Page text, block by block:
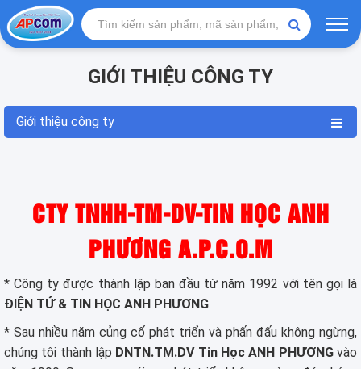
GIỚI THIỆU CÔNG TY
Giới thiệu công ty
CTY TNHH-TM-DV-TIN HỌC ANH
PHƯƠNG A.P.C.O.M
* Công ty được thành lập ban đầu từ năm 1992 với tên gọi là
ĐIỆN TỬ & TIN HỌC ANH PHƯƠNG.
* Sau nhiều năm củng cố phát triển và phấn đấu không ngừng,
chúng tôi thành lập DNTN.TM.DV Tin Học ANH PHƯƠNGvào